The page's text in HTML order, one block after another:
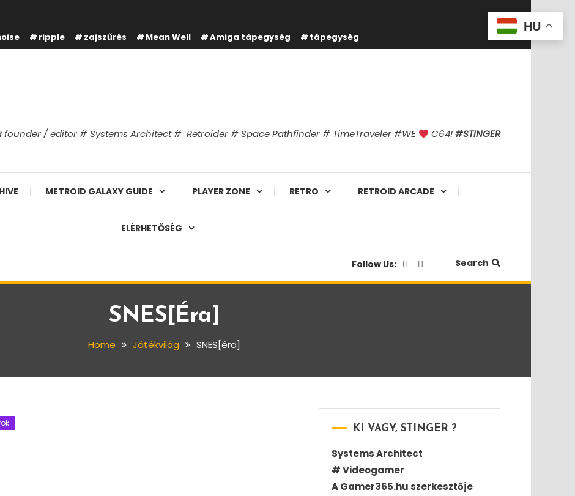
ripple zajszűrés Mean Well Amiga tápegység tápegység
founder / editor # Systems Architect # Retroider # Space Pathfinder # TimeTraveler #WE C64!#STINGER
METROID GALAXY GUIDE PLAYER ZONE RETRO RETROID ARCADE
ELÉRHETŐSÉG
Follow Us: Search
SNES[éra]
Home Játékvilág SNES[éra]
KI VAGY, STINGER ?
Systems Architect
# Videogamer
A Gamer365.hu szerkesztője
HU